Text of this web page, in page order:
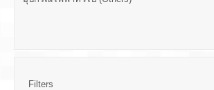
Filters